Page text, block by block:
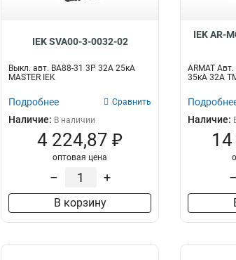
IEK SVA00-3-0032-02
Выкл. авт. ВА88-31 3Р 32А 25кА
MASTER IEK
Подробнее Сравнить
Наличие: В наличии
4 224,87 ₽
оптовая цена
– +
В корзину
IEK AR-
ARMAT
35кА 32А
Наличие:
–